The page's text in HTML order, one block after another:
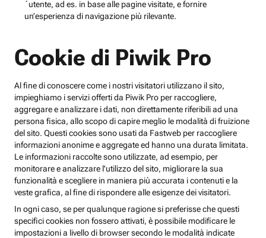
´utente, ad es. in base alle pagine visitate, e fornire
un’esperienza di navigazione più rilevante.
Cookie di Piwik Pro
Al fine di conoscere come i nostri visitatori utilizzano il sito,
impieghiamo i servizi offerti da Piwik Pro per raccogliere,
aggregare e analizzare i dati, non direttamente riferibili ad una
persona fisica, allo scopo di capire meglio le modalità di fruizione
del sito. Questi cookies sono usati da Fastweb per raccogliere
informazioni anonime e aggregate ed hanno una durata limitata.
Le informazioni raccolte sono utilizzate, ad esempio, per
monitorare e analizzare l'utilizzo del sito, migliorare la sua
funzionalità e scegliere in maniera più accurata i contenuti e la
veste grafica, al fine di rispondere alle esigenze dei visitatori.
In ogni caso, se per qualunque ragione si preferisse che questi
specifici cookies non fossero attivati, è possibile modificare le
impostazioni a livello di browser secondo le modalità indicate